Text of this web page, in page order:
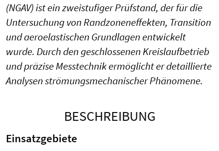
(NGAV) ist ein zweistufiger Prüfstand, der für die
Untersuchung von Randzoneneffekten, Transition
und aeroelastischen Grundlagen entwickelt
wurde. Durch den geschlossenen Kreislaufbetrieb
und präzise Messtechnik ermöglicht er detaillierte
Analysen strömungsmechanischer Phänomene.
BESCHREIBUNG
Einsatzgebiete